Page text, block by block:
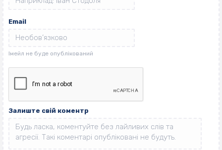
Email
Залиште свій коментр